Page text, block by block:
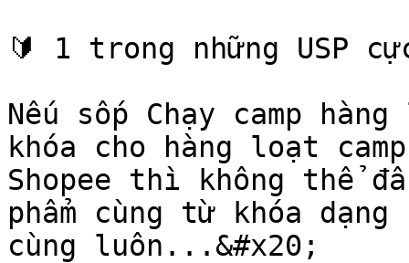
🔰 1 trong những USP
Nếu sốp Chạy camp
khóa cho hàng loạt
Shopee thì không thể
phẩm cùng từ khóa
cùng luôn...&#x20;